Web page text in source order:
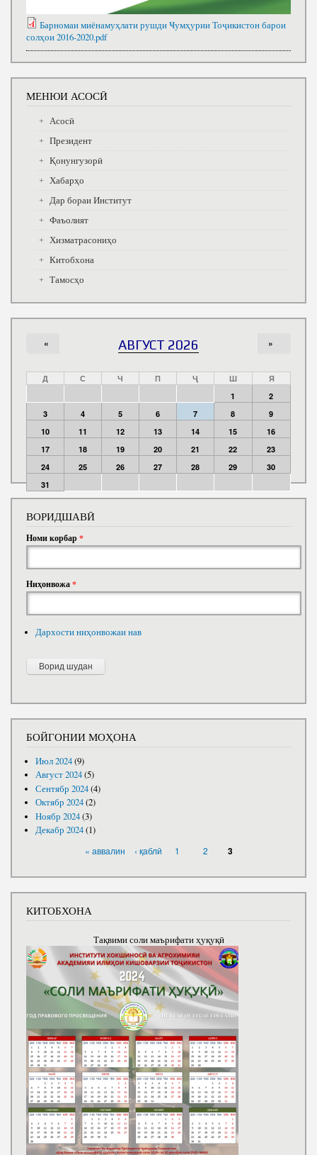
Барномаи миёнамуҳлати рушди Ҹумҳурии Тоҷикистон барои
солҳои 2016-2020.pdf
МЕНЮИ АСОСӢ
Асосӣ
Президент
Қонунгузорӣ
Хабарҳо
Дар бораи Институт
Фаъолият
Хизматрасониҳо
Китобхона
Тамосҳо
АВГУСТ 2026
« »
Д С Ч П Ҷ Ш
Я
1
2
3
4 5 6 7 8
9
10
11 12 13 14 15
16
17
18 19 20 21 22
23
24
25 26 27 28 29
30
31
ВОРИДШАВӢ
Номи корбар*
Ниҳонвожа*
Дархости ниҳонвожаи нав
БОЙГОНИИ МОҲОНА
Июл 2024(9)
Август 2024(5)
Сентябр 2024(4)
Октябр 2024(2)
Ноябр 2024(3)
Декабр 2024(1)
« аввалин ‹ қаблӣ 1 2 3
КИТОБХОНА
Тақвими соли маърифати ҳуқуқӣ